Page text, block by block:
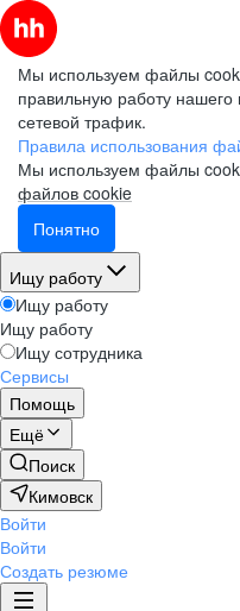
Мы используем файлы
правильную работу нашего
сетевой трафик.
Правила использования
Мы используем файлы
файлов cookie
Понятно
Ищу работу
Ищу работу
Ищу работу
Ищу сотрудника
Сервисы
Помощь
Ещё
Поиск
Кимовск
Войти
Войти
Создать резюме